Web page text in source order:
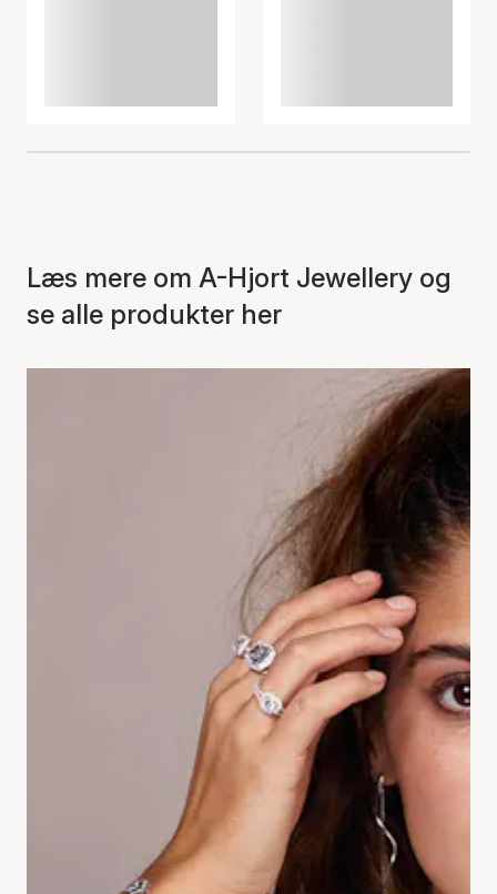
Læs mere om A-Hjort Jewellery og
se alle produkter her